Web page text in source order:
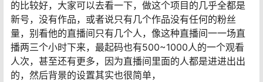
的比较好，大家可以去看一下，做这个项目的几乎全都是
新号，没有作品，或者说只有几个作品没有任何的粉丝
量，别看他的直播间只有几个人，像这种直播间一一场直
播两三个小时下来，最起码也有500~1000人的一个观看
人次，甚至还有更多，因为直播间里面的人都是进进出出
的，然后背景的设置其实也很简单，